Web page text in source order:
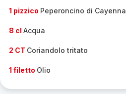
1 pizzico Peperoncino di Cayenna
8 cl Acqua
2 CT Coriandolo tritato
1 filetto Olio